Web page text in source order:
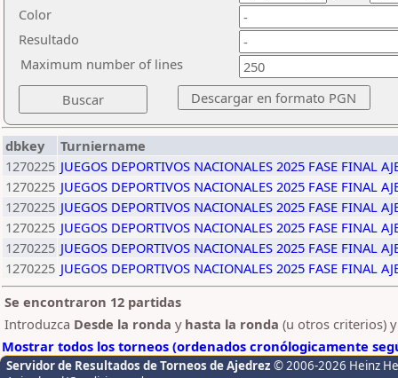
Color
Resultado
Maximum number of lines
dbkey
Turniername
1270225 JUEGOS DEPORTIVOS NACIONALES 2025 FASE FINAL
1270225 JUEGOS DEPORTIVOS NACIONALES 2025 FASE FINAL
1270225 JUEGOS DEPORTIVOS NACIONALES 2025 FASE FINAL
1270225 JUEGOS DEPORTIVOS NACIONALES 2025 FASE FINAL
1270225 JUEGOS DEPORTIVOS NACIONALES 2025 FASE FINAL
1270225 JUEGOS DEPORTIVOS NACIONALES 2025 FASE FINAL
Se encontraron 12 partidas
Introduzca Desde la ronda y hasta la ronda (u otros criterios)
Mostrar todos los torneos (ordenados cronólogicamente
Servidor de Resultados de Torneos de Ajedrez © 2006-2026 Heinz